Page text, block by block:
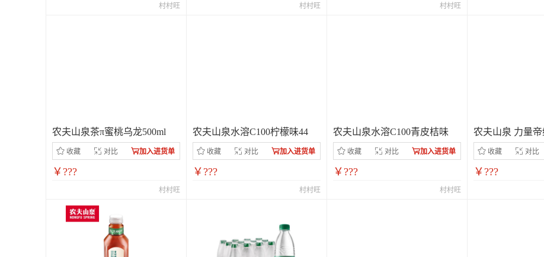
村村旺 村村旺 村村旺
农夫山泉茶π蜜桃乌龙500ml
收藏 对比 加入进货单
￥???
村村旺
农夫山泉水溶C100柠檬味44
收藏 对比 加入进货单
￥???
村村旺
农夫山泉水溶C100青皮桔味
收藏 对比 加入进货单
￥???
村村旺
农夫山泉 力量
收藏 对比
￥???